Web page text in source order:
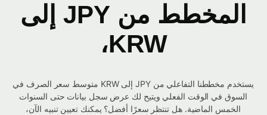
المخطط من JPY إلى
KRW،
يستخدم مخططنا التفاعلي من JPY إلى KRW متوسط ​​سعر الصرف في
السوق في الوقت الفعلي ويتيح لك عرض سجل بيانات حتى السنوات
الخمس الماضية. هل تنتظر سعرًا أفضل؟ يمكنك تعيين تنبيه الآن،